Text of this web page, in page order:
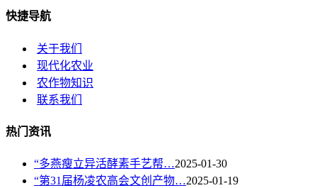
快捷导航
关于我们
现代化农业
农作物知识
联系我们
热门资讯
“多燕瘦立异活酵素手艺帮…2025-01-30
“第31届杨凌农高会文创产物…2025-01-19